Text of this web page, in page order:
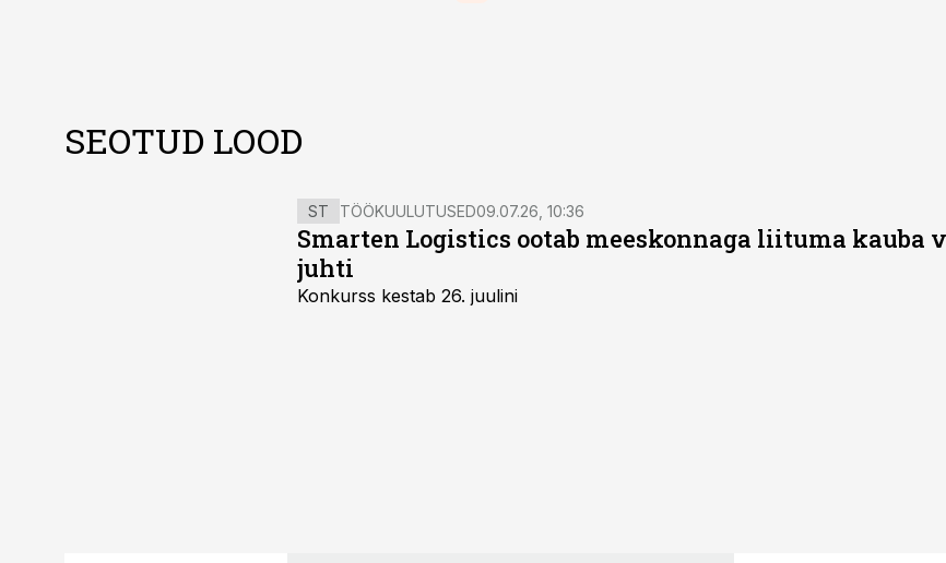
SEOTUD LOOD
ST TÖÖKUULUTUSED09.07.26, 10:36
Smarten Logistics ootab meeskonnaga liituma kauba
juhti
Konkurss kestab 26. juulini